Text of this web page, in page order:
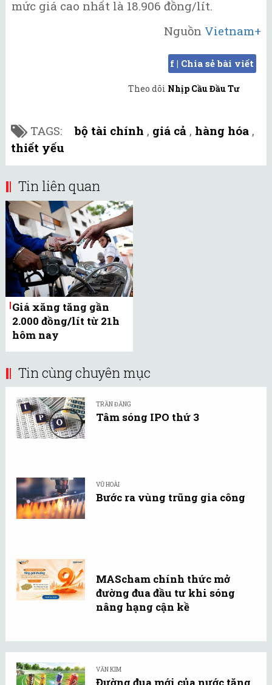
mức giá cao nhất là 18.906 đồng/lít.
Nguồn Vietnam+
f | Chia sẻ bài viết
Theo dõi Nhịp Cầu Đầu Tư
TAGS:bộ tài chính , giá cả , hàng hóa ,
thiết yếu
Tin liên quan
Giá xăng tăng gần
2.000 đồng/lít từ 21h
hôm nay
Tin cùng chuyên mục
TRẦN ĐĂNG
Tâm sóng IPO thứ 3
VŨ HOÀI
Bước ra vùng trũng gia công
MAScham chính thức mở
đường đua đầu tư khi sóng
nâng hạng cận kề
VĂN KIM
Đường đua mới của nước tăng